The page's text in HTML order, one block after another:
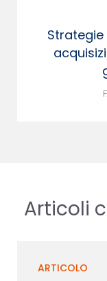
Strategie
Articoli
ARTICOLO